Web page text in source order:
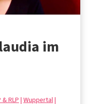
im
RLP | Wuppertal|